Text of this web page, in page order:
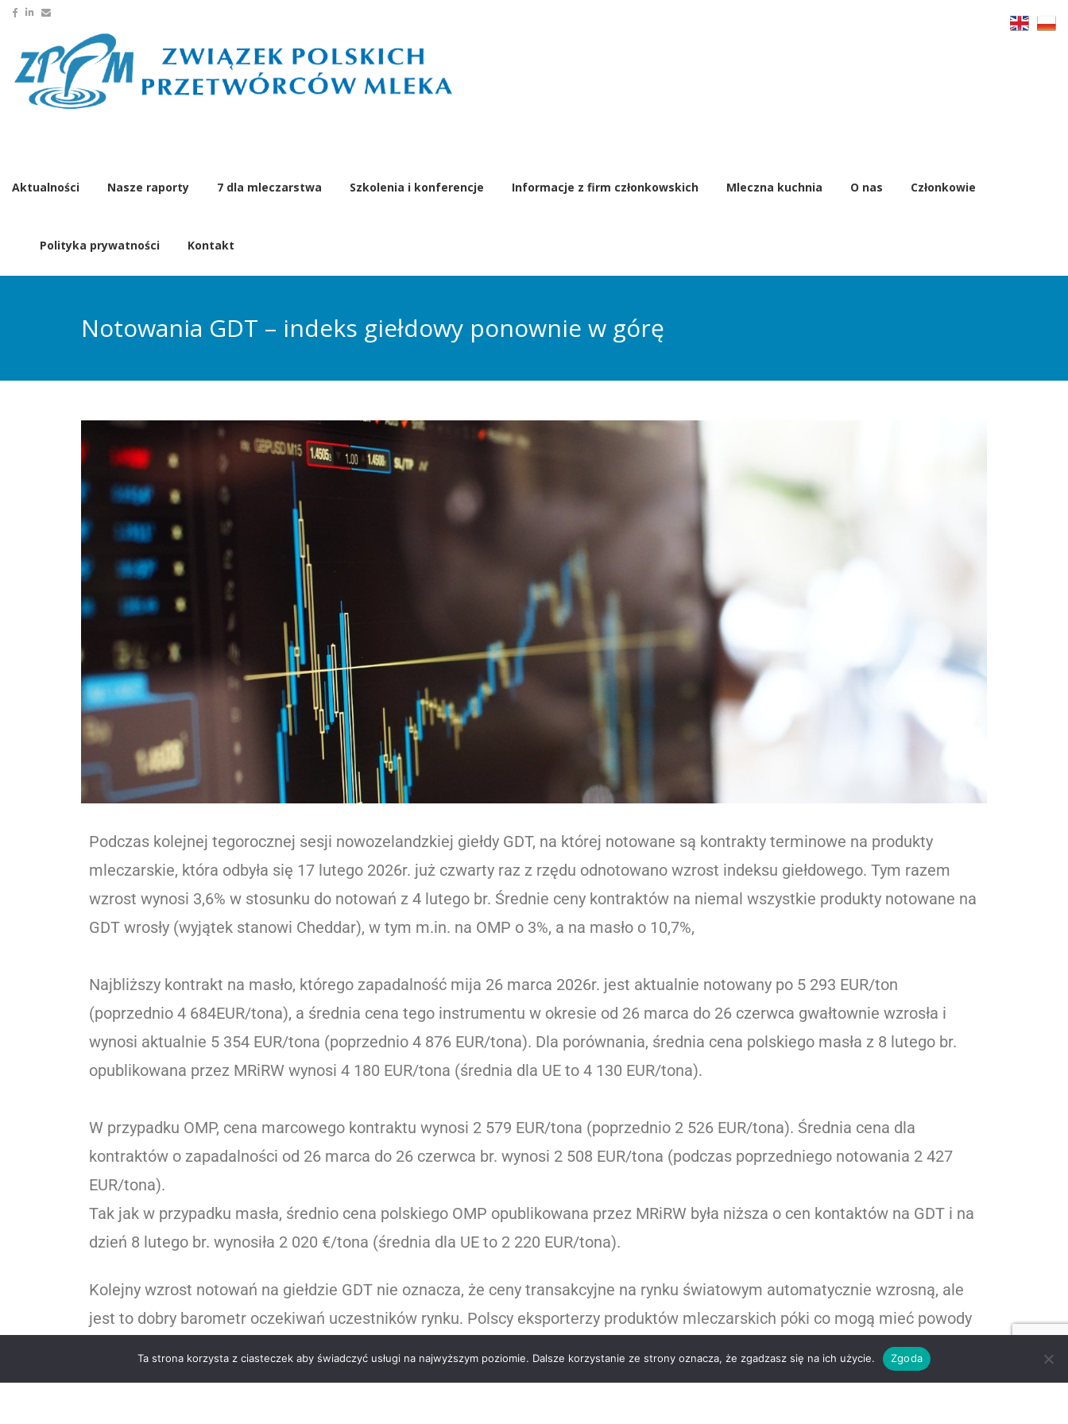
Aktualności Nasze raporty 7 dla mleczarstwa Szkolenia i konferencje Informacje z firm członkowskich Mleczna kuchnia O nas Członkowie
Polityka prywatności Kontakt
Notowania GDT – indeks giełdowy ponownie w górę
Podczas kolejnej tegorocznej sesji nowozelandzkiej giełdy GDT, na której notowane są kontrakty terminowe na produkty
mleczarskie, która odbyła się 17 lutego 2026r. już czwarty raz z rzędu odnotowano wzrost indeksu giełdowego. Tym razem
wzrost wynosi 3,6% w stosunku do notowań z 4 lutego br. Średnie ceny kontraktów na niemal wszystkie produkty notowane na
GDT wrosły (wyjątek stanowi Cheddar), w tym m.in. na OMP o 3%, a na masło o 10,7%,
Najbliższy kontrakt na masło, którego zapadalność mija 26 marca 2026r. jest aktualnie notowany po 5 293 EUR/ton
(poprzednio 4 684EUR/tona), a średnia cena tego instrumentu w okresie od 26 marca do 26 czerwca gwałtownie wzrosła i
wynosi aktualnie 5 354 EUR/tona (poprzednio 4 876 EUR/tona). Dla porównania, średnia cena polskiego masła z 8 lutego br.
opublikowana przez MRiRW wynosi 4 180 EUR/tona (średnia dla UE to 4 130 EUR/tona).
W przypadku OMP, cena marcowego kontraktu wynosi 2 579 EUR/tona (poprzednio 2 526 EUR/tona). Średnia cena dla
kontraktów o zapadalności od 26 marca do 26 czerwca br. wynosi 2 508 EUR/tona (podczas poprzedniego notowania 2 427
EUR/tona).
Tak jak w przypadku masła, średnio cena polskiego OMP opublikowana przez MRiRW była niższa o cen kontaktów na GDT i na
dzień 8 lutego br. wynosiła 2 020 €/tona (średnia dla UE to 2 220 EUR/tona).
Kolejny wzrost notowań na giełdzie GDT nie oznacza, że ceny transakcyjne na rynku światowym automatycznie wzrosną, ale
jest to dobry barometr oczekiwań uczestników rynku. Polscy eksporterzy produktów mleczarskich póki co mogą mieć powody
Ta strona korzysta z ciasteczek aby świadczyć usługi na najwyższym poziomie. Dalsze korzystanie ze strony oznacza, że zgadzasz się na ich użycie. Zgoda